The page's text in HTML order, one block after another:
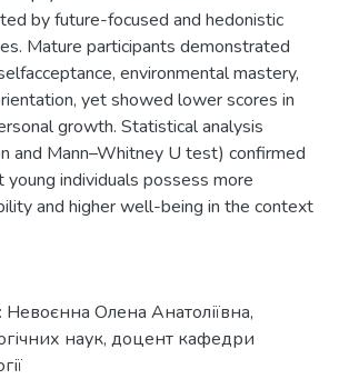
by future-focused and hedonistic
Mature participants demonstrated
environmental mastery,
yet showed lower scores in
growth. Statistical analysis
and Mann–Whitney U test) confirmed
individuals possess more
and higher well-being in the context
Олена Анатоліївна,
наук, доцент кафедри